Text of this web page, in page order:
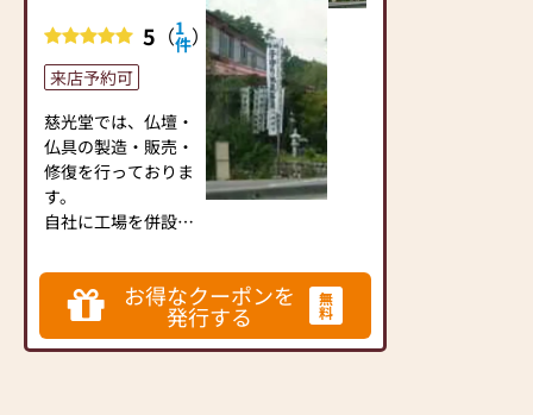
5 （1
件）
来店予約可
慈光堂では、仏壇・
仏具の製造・販売・
修復を行っておりま
す。
自社に工場を併設し
管理体制も万全。
皆様の大切なお仏壇
を安心してお任せい
ただけます。
お得なクーポンを
発行する
無
料